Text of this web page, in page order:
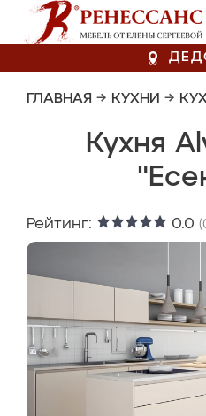
ГЛАВНАЯ → КУХНИ →
Кухня
Рейтинг: 0.0 (